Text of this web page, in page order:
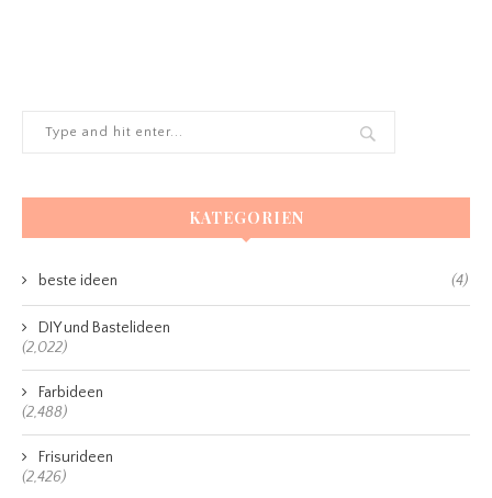
KATEGORIEN
beste ideen (4)
DIY und Bastelideen
(2,022)
Farbideen
(2,488)
Frisurideen
(2,426)